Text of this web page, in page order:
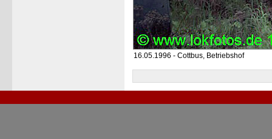
16.05.1996 - Cottbus, Betriebshof